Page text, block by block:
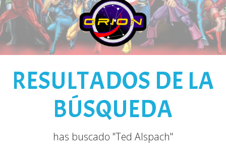
RESULTADOS DE LA
BÚSQUEDA
has buscado "Ted Alspach"